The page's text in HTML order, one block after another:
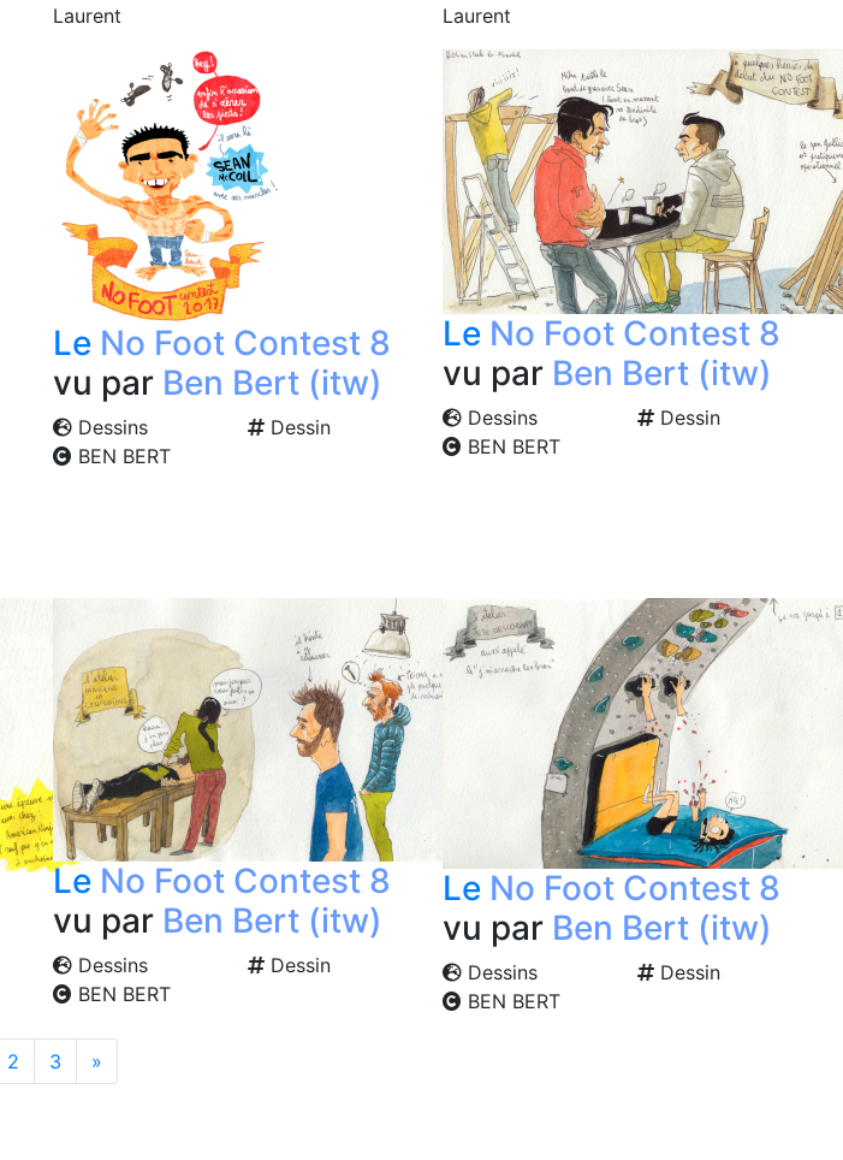
Laurent
Laurent
Le No Foot Contest 8
vu par Ben Bert (itw)
Dessins
Dessin
BEN BERT
Le No Foot Contest 8
vu par Ben Bert (itw)
Dessins
Dessin
BEN BERT
Le No Foot Contest 8
vu par Ben Bert (itw)
Dessins
Dessin
BEN BERT
Le No Foot Contest 8
vu par Ben Bert (itw)
Dessins
Dessin
BEN BERT
2 3 »Suivante